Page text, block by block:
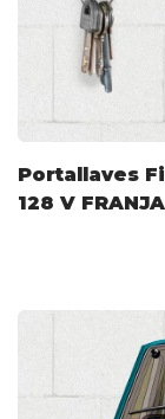
Portallaves
128 V